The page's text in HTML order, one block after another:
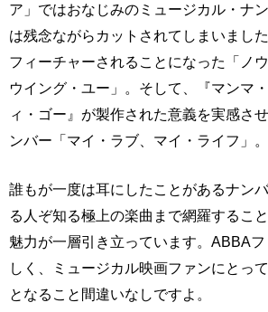
ア」ではおなじみのミュージカル・ナ
は残念ながらカットされてしまいまし
フィーチャーされることになった「ノ
ウイング・ユー」。そして、『マンマ
ィ・ゴー』が製作された意義を実感さ
ンバー「マイ・ラブ、マイ・ライフ」。
誰もが一度は耳にしたことがあるナン
る人ぞ知る極上の楽曲まで網羅するこ
魅力が一層引き立っています。ABBA
しく、ミュージカル映画ファンにとっ
となること間違いなしですよ。